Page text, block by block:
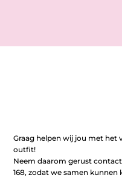
Graag helpen wij jou met
outfit!
Neem daarom gerust
168, zodat we samen